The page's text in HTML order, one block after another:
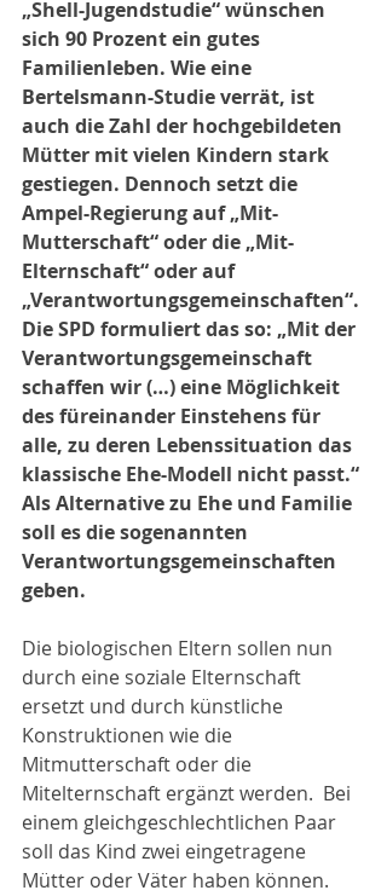
„Shell-Jugendstudie“ wünschen
sich 90 Prozent ein gutes
Familienleben. Wie eine
Bertelsmann-Studie verrät, ist
auch die Zahl der hochgebildeten
Mütter mit vielen Kindern stark
gestiegen. Dennoch setzt die
Ampel-Regierung auf „Mit-
Mutterschaft“ oder die „Mit-
Elternschaft“ oder auf
„Verantwortungsgemeinschaften“.
Die SPD formuliert das so: „Mit der
Verantwortungsgemeinschaft
schaffen wir (…) eine Möglichkeit
des füreinander Einstehens für
alle, zu deren Lebenssituation das
klassische Ehe-Modell nicht passt.“
Als Alternative zu Ehe und Familie
soll es die sogenannten
Verantwortungsgemeinschaften
geben.
Die biologischen Eltern sollen nun
durch eine soziale Elternschaft
ersetzt und durch künstliche
Konstruktionen wie die
Mitmutterschaft oder die
Mitelternschaft ergänzt werden.  Bei
einem gleichgeschlechtlichen Paar
soll das Kind zwei eingetragene
Mütter oder Väter haben können.